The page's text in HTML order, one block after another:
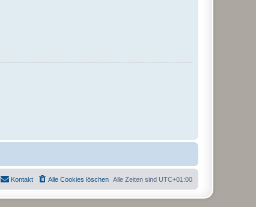
Alle Zeiten sind UTC+01:00
Alle Cookies löschen
Kontakt